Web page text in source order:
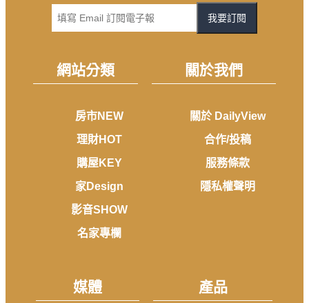
我要訂閱
網站分類
房市NEW
理財HOT
購屋KEY
家Design
影音SHOW
名家專欄
關於我們
關於 DailyView
合作/投稿
服務條款
隱私權聲明
媒體 產品